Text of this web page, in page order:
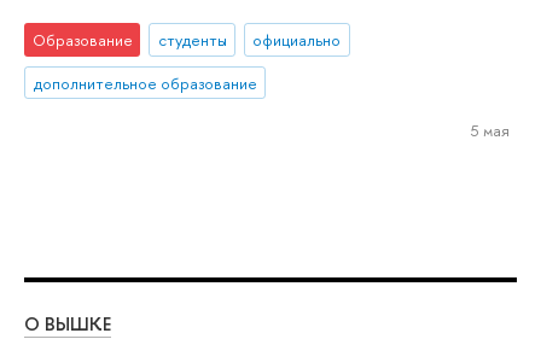
Образование студенты
официально
дополнительное образование
5 мая
О ВЫШКЕ